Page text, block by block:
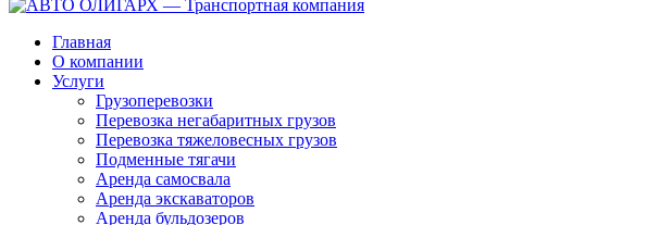
Главная
О компании
Услуги
Грузоперевозки
Перевозка негабаритных грузов
Перевозка тяжеловесных грузов
Подменные тягачи
Аренда самосвала
Аренда экскаваторов
Аренда бульдозеров